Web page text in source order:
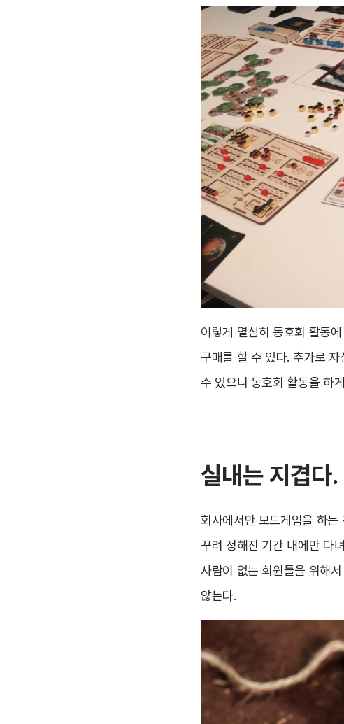
이렇게 열심히 동호회 활동
구매를 할 수 있다. 추가로
수 있으니 동호회 활동을 하
실내는 지겹다
회사에서만 보드게임을 하는
꾸려 정해진 기간 내에만 다
사람이 없는 회원들을 위해
않는다.